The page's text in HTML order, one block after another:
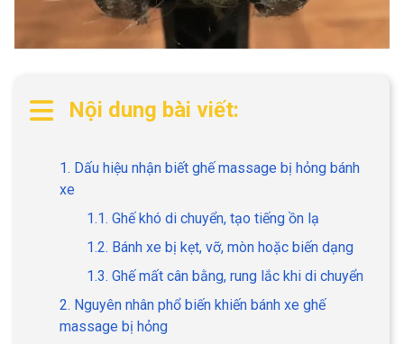
Nội dung bài viết:
1. Dấu hiệu nhận biết ghế massage bị hỏng bánh
xe
1.1. Ghế khó di chuyển, tạo tiếng ồn lạ
1.2. Bánh xe bị kẹt, vỡ, mòn hoặc biến dạng
1.3. Ghế mất cân bằng, rung lắc khi di chuyển
2. Nguyên nhân phổ biến khiến bánh xe ghế
massage bị hỏng